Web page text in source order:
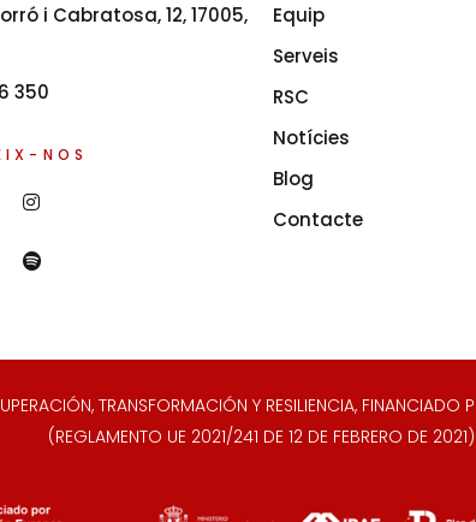
i Cabratosa, 12, 17005,
350
NOS
Equip
Serveis
RSC
Notícies
Blog
Contacte
TRANSFORMACIÓN Y RESILIENCIA, FINANCIADO
(REGLAMENTO UE 2021/241 DE 12 DE FEBRERO DE 2021)